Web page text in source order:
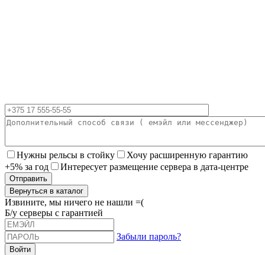
Нужны рельсы в стойку
Хочу расширенную гарантию
+5% за год
Интересует размещение сервера в дата-центре
Вернуться в каталог
Извините, мы ничего не нашли =(
Б/у серверы с гарантией
Забыли пароль?